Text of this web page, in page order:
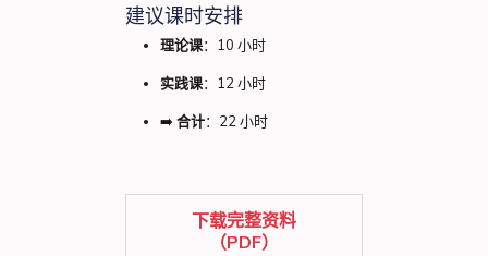
建议课时安排
理论课：10 小时
实践课：12 小时
➡️ 合计：22 小时
下载完整资料
（PDF）